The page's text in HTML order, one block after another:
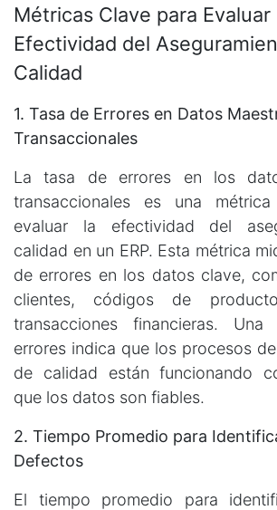
Métricas Clave para Evaluar
Efectividad del
Calidad
1. Tasa de Errores en Datos
Transaccionales
La tasa de errores en los
transaccionales es una
evaluar la efectividad del
calidad en un ERP. Esta métrica
de errores en los datos clave,
clientes, códigos de
transacciones financieras.
errores indica que los procesos
de calidad están funcionando
que los datos son fiables.
2. Tiempo Promedio para
Defectos
El tiempo promedio para